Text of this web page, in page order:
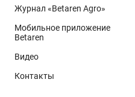
Журнал «Betaren Agro»
Мобильное приложение
Betaren
Видео
Контакты